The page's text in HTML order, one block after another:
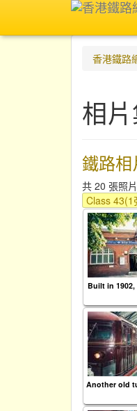
香港鐵路
相
鐵路相
共 20 張照
Class 43(1
Built in
Another old